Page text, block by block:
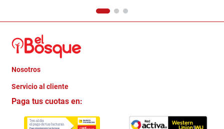
Nosotros
Quienes somos
Trabaja con Nosotros
Contacto
Servicio al cliente
Crédito Directo
Garantia
Paga tus cuotas en: